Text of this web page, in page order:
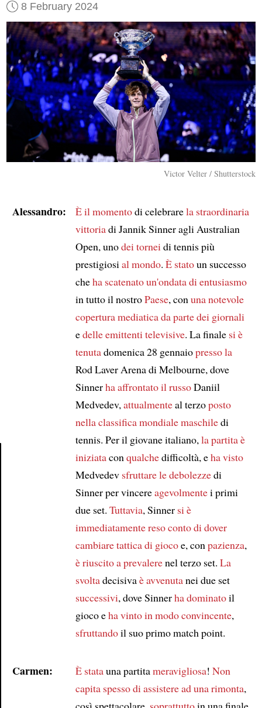
8 February 2024
Victor Velter / Shutterstock
Alessandro: È il momentodi celebrarela straordinaria
vittoriadi Jannik Sinner agli Australian
Open, unodei tornei di tennis più
prestigiosi al mondo. È statoun successo
cheha scatenato un'ondata di entusiasmo
in tutto il nostroPaese, con una notevole
copertura mediaticada parte dei giornali
edelle emittenti televisive. La finale si è
tenutadomenica 28 gennaiopresso la
Rod Laver Arena di Melbourne, dove
Sinnerha affrontato il russoDaniil
Medvedev, attualmenteal terzoposto
nella classifica mondiale maschiledi
tennis. Per il giovane italiano, la partita è
iniziatacon qualchedifficoltà, eha visto
Medvedev sfruttarele debolezzedi
Sinner per vincereagevolmentei primi
due set. Tuttavia, Sinner si è
immediatamente reso contodi dover
cambiare tattica di giocoe, con pazienza,
è riuscito a prevalerenel terzo set. La
svoltadecisivaè avvenutanei due set
successivi, dove Sinnerha dominatoil
gioco eha vintoin modo convincente,
sfruttandoil suo primo match point.
Carmen: È statauna partitameravigliosa! Non
capita spesso di assisteread una rimonta,